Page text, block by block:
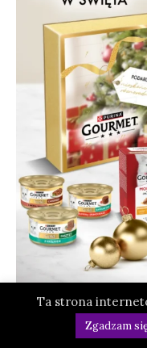
Ta strona
Zgadzam